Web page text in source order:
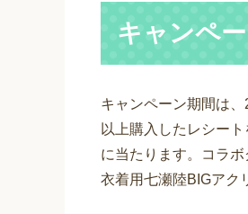
キャンペ
キャンペーン期間は
以上購入したレシー
に当たります。コラ
衣着用七瀬陸BIGアク